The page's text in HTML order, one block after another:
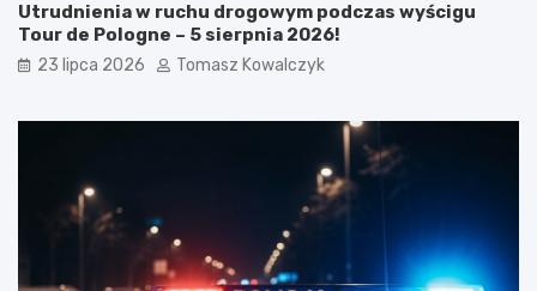
Utrudnienia w ruchu drogowym podczas wyścigu
Tour de Pologne – 5 sierpnia 2026!
23 lipca 2026 Tomasz Kowalczyk